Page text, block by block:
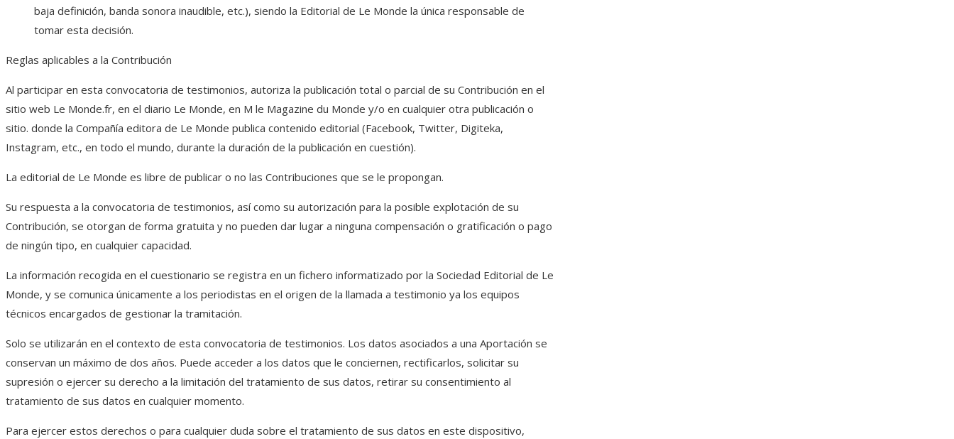
baja definición, banda sonora inaudible, etc.), siendo la Editorial de Le Monde la única responsable de
tomar esta decisión.
Reglas aplicables a la Contribución
Al participar en esta convocatoria de testimonios, autoriza la publicación total o parcial de su Contribución en el
sitio web Le Monde.fr, en el diario Le Monde, en M le Magazine du Monde y/o en cualquier otra publicación o
sitio. donde la Compañía editora de Le Monde publica contenido editorial (Facebook, Twitter, Digiteka,
Instagram, etc., en todo el mundo, durante la duración de la publicación en cuestión).
La editorial de Le Monde es libre de publicar o no las Contribuciones que se le propongan.
Su respuesta a la convocatoria de testimonios, así como su autorización para la posible explotación de su
Contribución, se otorgan de forma gratuita y no pueden dar lugar a ninguna compensación o gratificación o pago
de ningún tipo, en cualquier capacidad.
La información recogida en el cuestionario se registra en un fichero informatizado por la Sociedad Editorial de Le
Monde, y se comunica únicamente a los periodistas en el origen de la llamada a testimonio ya los equipos
técnicos encargados de gestionar la tramitación.
Solo se utilizarán en el contexto de esta convocatoria de testimonios. Los datos asociados a una Aportación se
conservan un máximo de dos años. Puede acceder a los datos que le conciernen, rectificarlos, solicitar su
supresión o ejercer su derecho a la limitación del tratamiento de sus datos, retirar su consentimiento al
tratamiento de sus datos en cualquier momento.
Para ejercer estos derechos o para cualquier duda sobre el tratamiento de sus datos en este dispositivo,